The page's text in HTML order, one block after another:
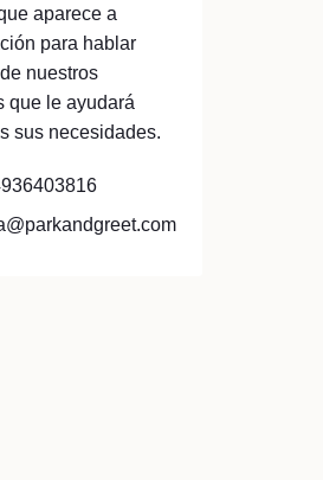
aparece a
para hablar
nuestros
que le ayudará
sus necesidades.